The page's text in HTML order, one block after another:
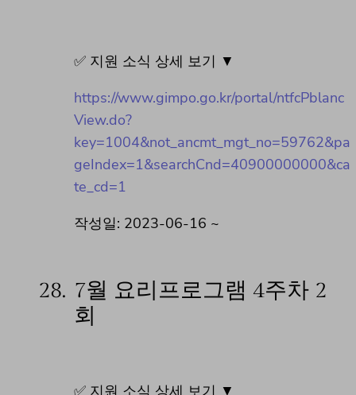
✅ 지원 소식 상세 보기 ▼
https://www.gimpo.go.kr/portal/ntfcPblanc
View.do?
key=1004&not_ancmt_mgt_no=59762&pa
geIndex=1&searchCnd=40900000000&ca
te_cd=1
작성일: 2023-06-16 ~
28. 7월 요리프로그램 4주차 2
회
✅ 지원 소식 상세 보기 ▼